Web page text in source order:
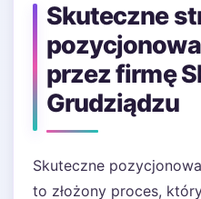
Skuteczne
przez firmę
Grudziądzu
Skuteczne
to złożony proces,